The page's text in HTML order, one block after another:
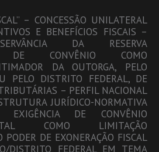
– CONCESSÃO UNILATERAL
E BENEFÍCIOS FISCAIS –
DA RESERVA
DE CONVÊNIO COMO
DA OUTORGA, PELO
PELO DISTRITO FEDERAL, DE
– PERFIL NACIONAL
JURÍDICO-NORMATIVA
DE CONVÊNIO
COMO LIMITAÇÃO
DE EXONERAÇÃO FISCAL
DISTRITO FEDERAL EM TEMA